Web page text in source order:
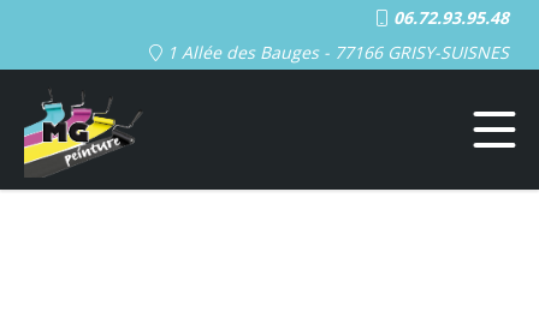
06.72.93.95.48
1 Allée des Bauges - 77166 GRISY-SUISNES